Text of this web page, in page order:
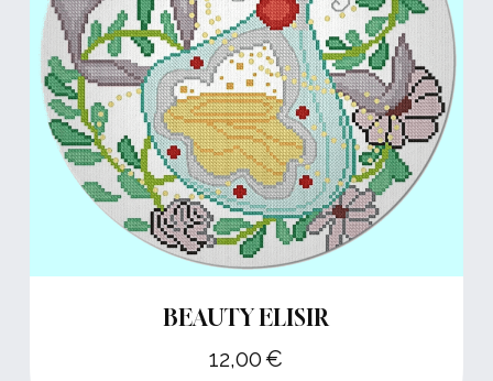
BEAUTY ELISIR
12,00€